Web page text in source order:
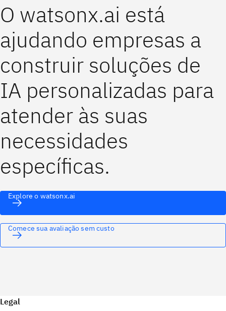
O watsonx.ai está
ajudando empresas a
construir soluções de
IA personalizadas para
atender às suas
necessidades
específicas.
Explore o watsonx.ai
Comece sua avaliação sem custo
Legal